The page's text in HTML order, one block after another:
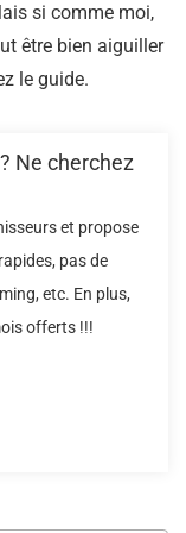
si comme moi,
être bien aiguiller
le guide.
Ne cherchez
et propose
pas de
etc. En plus,
offerts !!!